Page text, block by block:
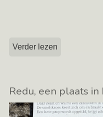
Verder lezen
Redu, een plaats in